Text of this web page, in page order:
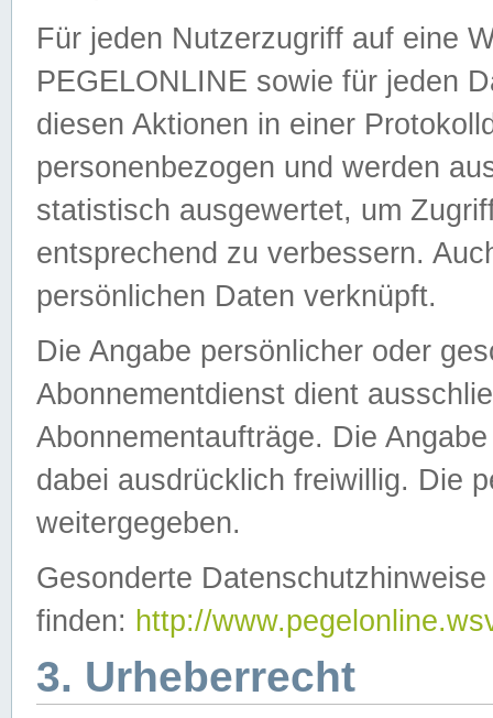
Für jeden Nutzerzugriff auf eine
PEGELONLINE sowie für jeden
diesen Aktionen in einer
personenbezogen und werden
statistisch ausgewertet, um
entsprechend zu verbessern.
persönlichen Daten verknüpft.
Die Angabe persönlicher oder
Abonnementdienst dient
Abonnementaufträge. Die
dabei ausdrücklich freiwillig. Die
weitergegeben.
Gesonderte
finden: http://
3. Urheberrecht